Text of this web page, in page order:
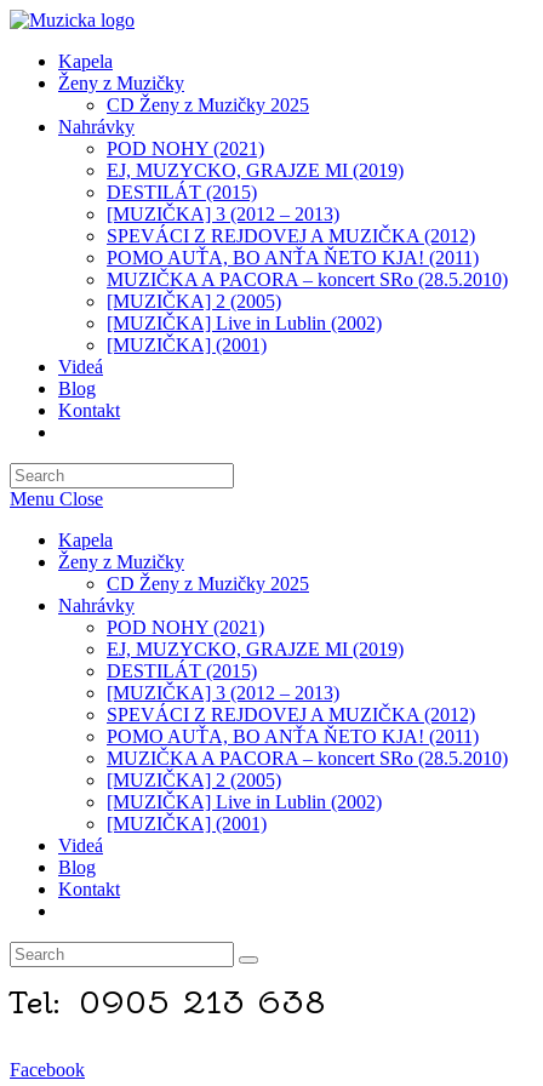
Skip
contentKapela
Ženy z Muzičky
CD Ženy z Muzičky 2025
Nahrávky
POD NOHY (2021)
EJ, MUZYCKO, GRAJZE MI (2019)
DESTILÁT (2015)
[MUZIČKA] 3 (2012 – 2013)
SPEVÁCI Z REJDOVEJ A MUZIČKA (2012)
POMO AUŤA, BO ANŤA ŇETO KJA! (2011)
MUZIČKA A PACORA – koncert SRo (28.5.2010)
[MUZIČKA] 2 (2005)
[MUZIČKA] Live in Lublin (2002)
[MUZIČKA] (2001)​
Videá
Blog
Kontakt
search
Menu Close
Kapela
Ženy z Muzičky
CD Ženy z Muzičky 2025
Nahrávky
POD NOHY (2021)
EJ, MUZYCKO, GRAJZE MI (2019)
DESTILÁT (2015)
[MUZIČKA] 3 (2012 – 2013)
SPEVÁCI Z REJDOVEJ A MUZIČKA (2012)
POMO AUŤA, BO ANŤA ŇETO KJA! (2011)
MUZIČKA A PACORA – koncert SRo (28.5.2010)
[MUZIČKA] 2 (2005)
[MUZIČKA] Live in Lublin (2002)
[MUZIČKA] (2001)​
Videá
Blog
Kontakt
search
Tel: 0905 213 638
Facebook